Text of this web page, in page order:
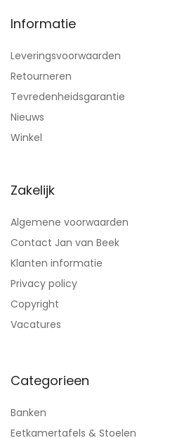
Informatie
Leveringsvoorwaarden
Retourneren
Tevredenheidsgarantie
Nieuws
Winkel
Zakelijk
Algemene voorwaarden
Contact Jan van Beek
Klanten informatie
Privacy policy
Copyright
Vacatures
Categorieen
Banken
Eetkamertafels & Stoelen